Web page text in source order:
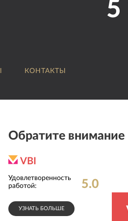
5
КОНТАКТЫ
Обратите внимание
VBI
Удовлетворенность
работой: 5.0
УЗНАТЬ БОЛЬШЕ